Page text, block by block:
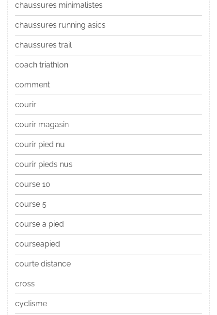
chaussures minimalistes
chaussures running asics
chaussures trail
coach triathlon
comment
courir
courir magasin
courir pied nu
courir pieds nus
course 10
course 5
course a pied
courseapied
courte distance
cross
cyclisme